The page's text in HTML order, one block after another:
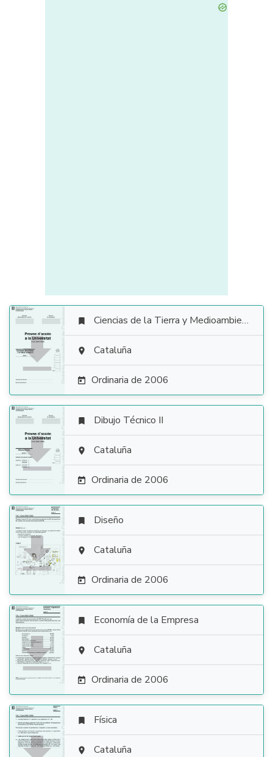

 Ciencias de la Tierra y Medioambientales
 Cataluña
 Ordinaria de 2006

 Dibujo Técnico II
 Cataluña
 Ordinaria de 2006

 Diseño
 Cataluña
 Ordinaria de 2006

 Economía de la Empresa
 Cataluña
 Ordinaria de 2006
 Física
 Cataluña